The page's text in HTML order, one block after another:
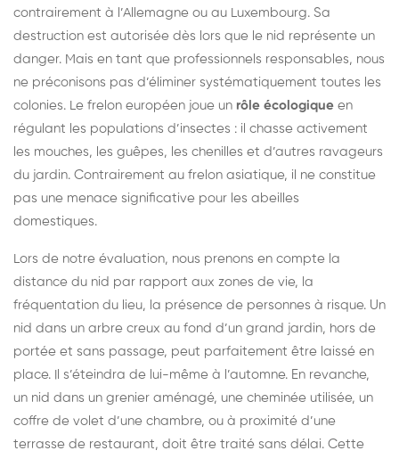
contrairement à l’Allemagne ou au Luxembourg. Sa
destruction est autorisée dès lors que le nid représente un
danger. Mais en tant que professionnels responsables, nous
ne préconisons pas d’éliminer systématiquement toutes les
colonies. Le frelon européen joue un rôle écologique en
régulant les populations d’insectes : il chasse activement
les mouches, les guêpes, les chenilles et d’autres ravageurs
du jardin. Contrairement au frelon asiatique, il ne constitue
pas une menace significative pour les abeilles
domestiques.
Lors de notre évaluation, nous prenons en compte la
distance du nid par rapport aux zones de vie, la
fréquentation du lieu, la présence de personnes à risque. Un
nid dans un arbre creux au fond d’un grand jardin, hors de
portée et sans passage, peut parfaitement être laissé en
place. Il s’éteindra de lui-même à l’automne. En revanche,
un nid dans un grenier aménagé, une cheminée utilisée, un
coffre de volet d’une chambre, ou à proximité d’une
terrasse de restaurant, doit être traité sans délai. Cette